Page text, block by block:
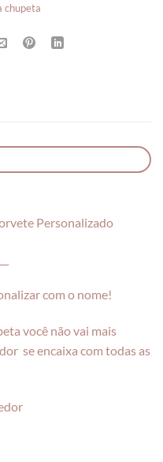
chupeta
Personalizado
com o nome!
você não vai mais
se encaixa com todas as